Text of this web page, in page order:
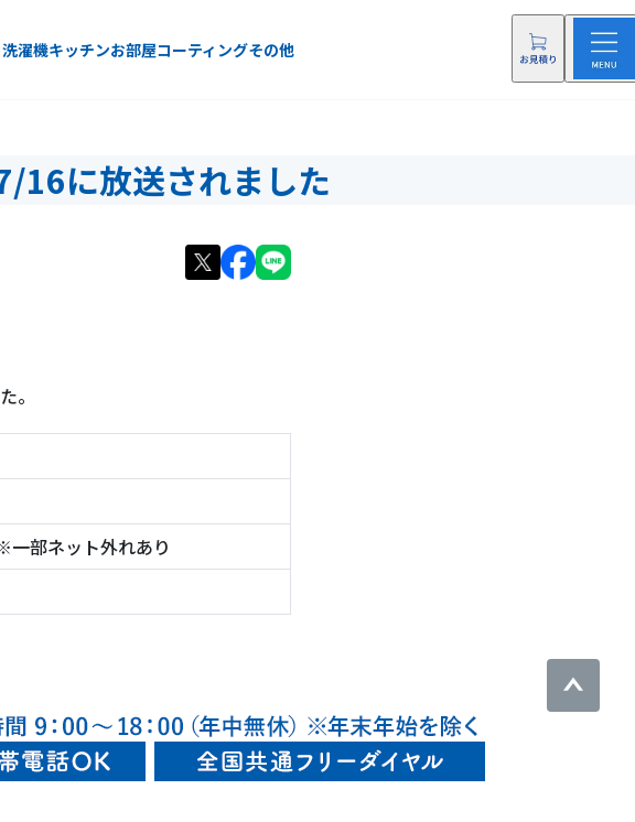
洗濯機キッチンお部屋コーティングその他
16に放送されました
。
一部ネット外れあり